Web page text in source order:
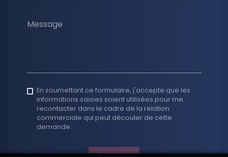
Message
En soumettant ce formulaire, j'accepte que les
informations saisies soient utilisées pour me
recontacter dans le cadre de la relation
commerciale qui peut découler de cette
demande.
Envoyer